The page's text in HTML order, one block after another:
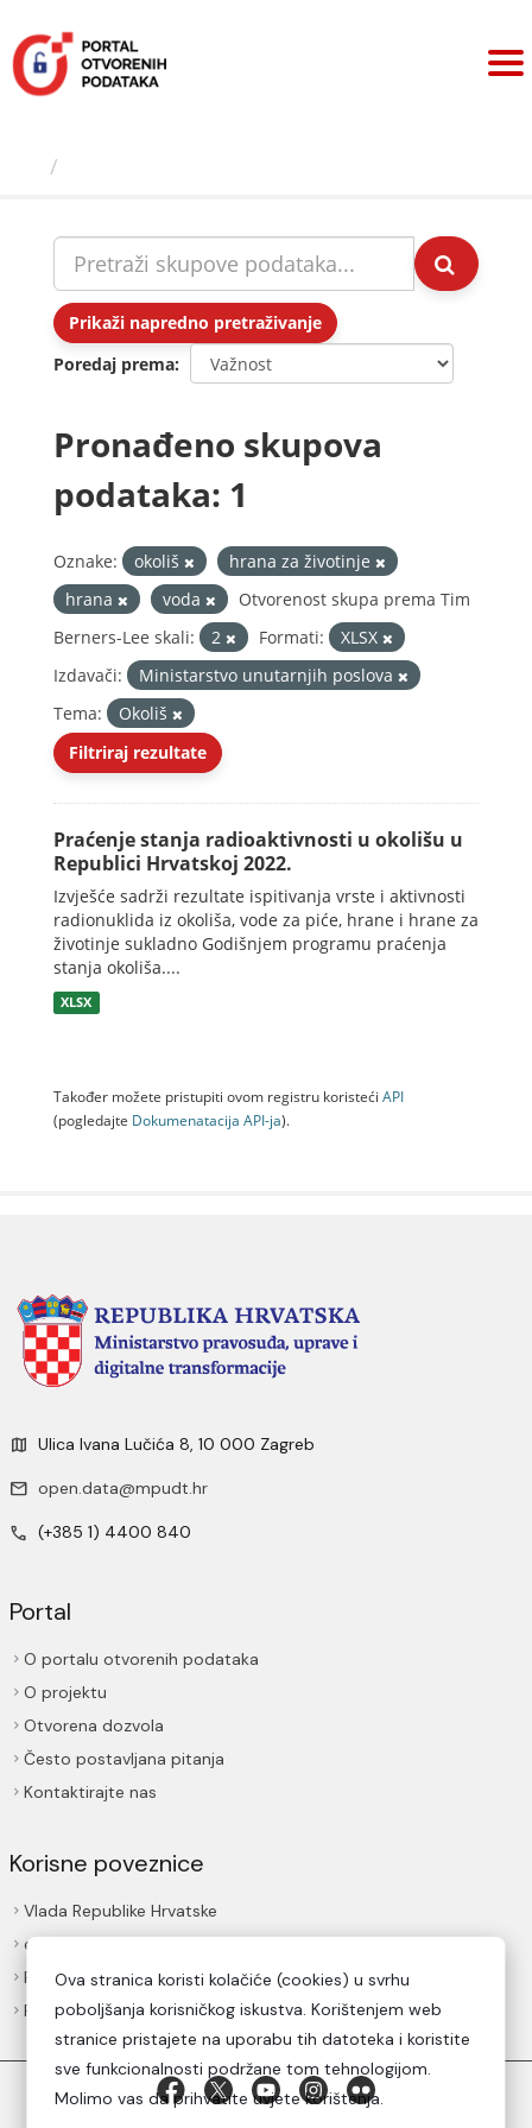
sadržaj
Prikaži napredno pretraživanje
Poredaj prema
Pronađeno skupova
podataka: 1
Oznake: okoliš
hrana za životinje
hrana
voda
Otvorenost skupa prema Tim
Berners-Lee skali:
2 Formati:
XLSX
Izdavači:
Ministarstvo unutarnjih poslova
Tema:
Okoliš
Filtriraj rezultate
Praćenje stanja radioaktivnosti u okolišu u
Republici Hrvatskoj 2022.
Izvješće sadrži rezultate ispitivanja vrste i aktivnosti
radionuklida iz okoliša, vode za piće, hrane i hrane za
životinje sukladno Godišnjem programu praćenja
stanja okoliša....
XLSX
Također možete pristupiti ovom registru koristeći API
(pogledajte Dokumenаtаcijа API-jа).